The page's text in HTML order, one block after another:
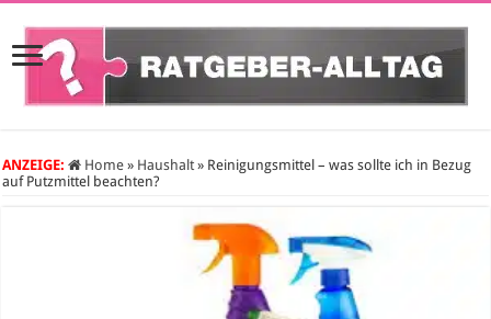
ANZEIGE: Home » Haushalt » Reinigungsmittel – was sollte ich in Bezug
auf Putzmittel beachten?